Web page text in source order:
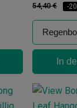
54,40 € -
In